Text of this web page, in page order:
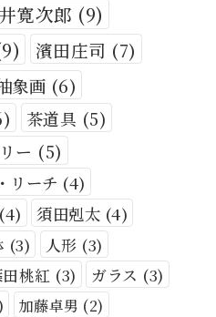
寛次郎 (9)
濱田庄司 (7)
象画 (6)
茶道具 (5)
ー (5)
リーチ (4)
(4) 須田剋太 (4)
(3) 人形 (3)
桃紅 (3) ガラス (3)
加藤卓男 (2)